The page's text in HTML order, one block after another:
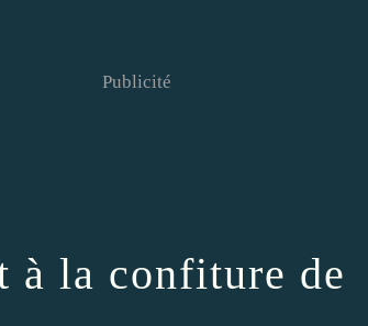
Publicité
à la confiture de